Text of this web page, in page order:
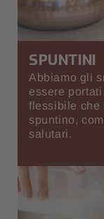
SPUNTINI
Abbiamo gli
essere
flessibile che
spuntino,
salutari.